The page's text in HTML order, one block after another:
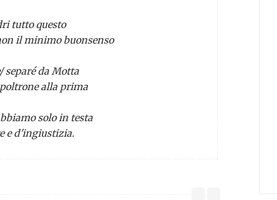
tutto questo
il minimo buonsenso
da Motta
alla prima
solo in testa
e d'ingiustizia.